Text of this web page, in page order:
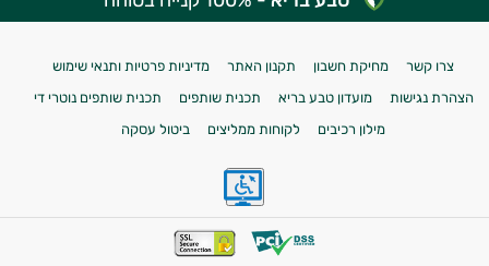
צרו קשר מחיקת חשבון תקנון האתר
מדיניות פרטיות ותנאי שימוש
הצהרת נגישות
מועדון טבע בריא תכנית שותפים
תכנית שותפים נוטרי די
מילון רכיבים
לקוחות ממליצים ביטול עסקה